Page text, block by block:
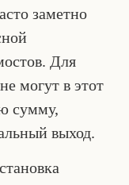
заметно
Для
могут в этот
сумму,
выход.